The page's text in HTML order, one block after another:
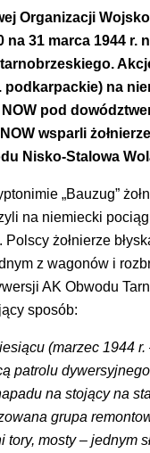
Organizacji
na 31 marca 1944 r.
podkarpackie) na
pod
wsparli
Nisko-Stalowa
„Bauzug”
na niemiecki
żołnierze
z wagonów i
AK Obwodu
sposób:
(marzec 1944 r.
patrolu
na stojący na
grupa
tory, mosty – jednym